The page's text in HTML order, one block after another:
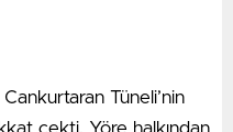
Tüneli’nin
çekti. Yöre halkından